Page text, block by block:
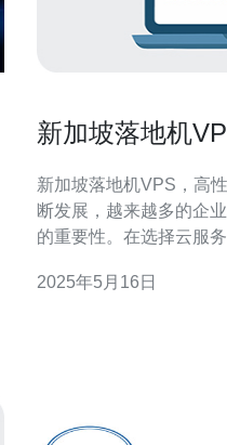
新加坡落地机
新加坡落地机VPS，高性能稳定可
断发展，越来越多的企
的重要性。在选择云服
种性能高、稳定可靠的选择。 新加坡落地机
2025年5月16日